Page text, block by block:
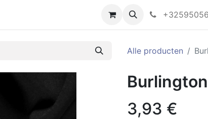
Alle producten
3,93 €